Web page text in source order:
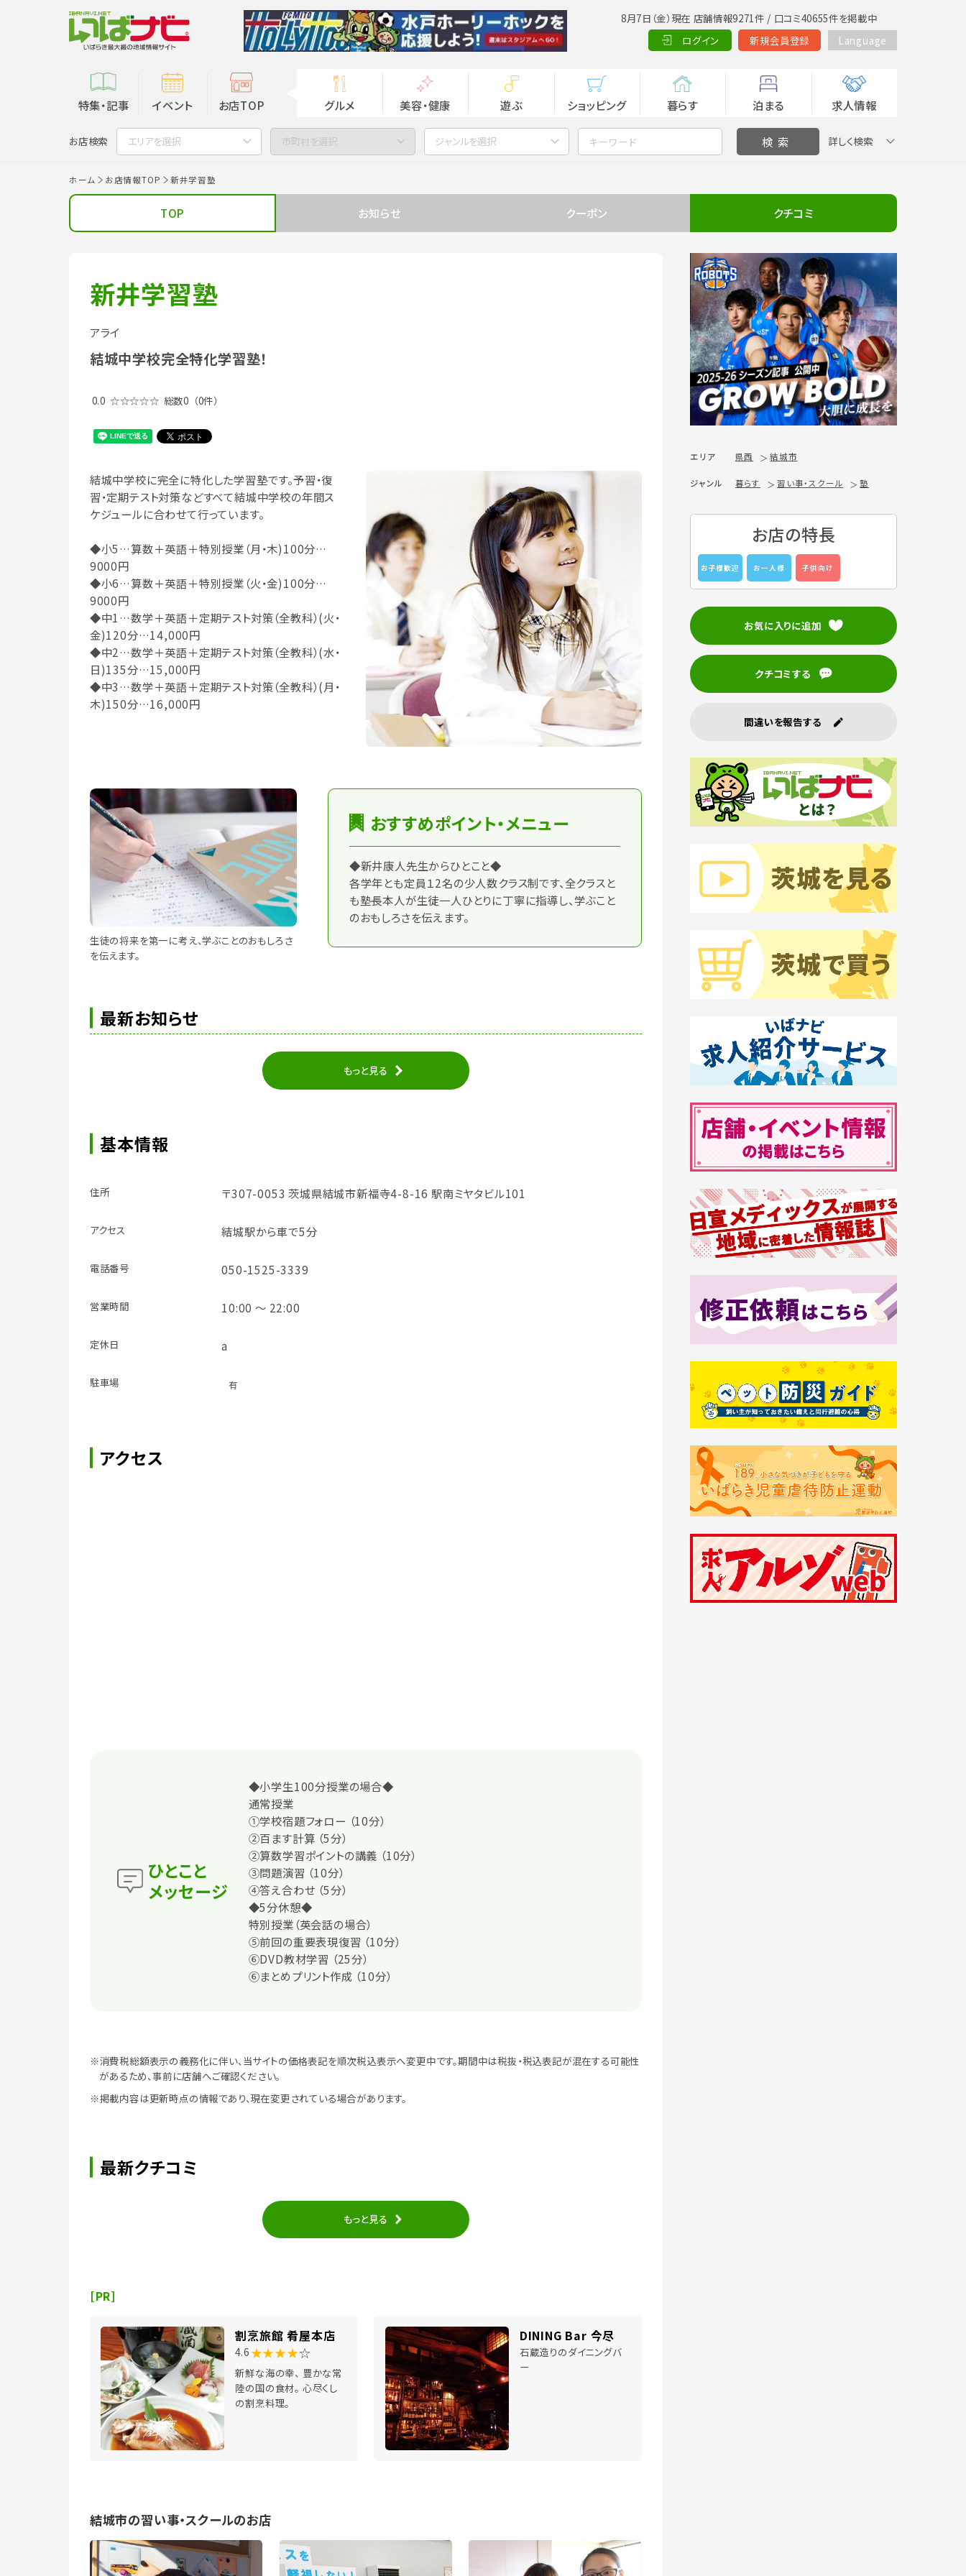
8月7日（金）現在 店舗情報9271件 / 口コミ40655件を掲載中
ログイン
新規会員登録 Language
特集・記事 イベント お店TOP グルメ 美容・健康 遊ぶ ショッピング 暮らす 泊まる 求人情報
お店検索 エリアを選択 市町村を選択 ジャンルを選択 詳しく検索
ホーム お店情報TOP 新井学習塾
TOP お知らせ クーポン クチコミ
新井学習塾
アライ
結城中学校完全特化学習塾！
0.0 ☆☆☆☆☆ 総数0 （0件）
結城中学校に完全に特化した学習塾です。予習・復
習・定期テスト対策などすべて結城中学校の年間ス
ケジュールに合わせて行っています。
◆小5…算数＋英語＋特別授業（月・木)100分…
9000円
◆小6…算数＋英語＋特別授業（火・金)100分…
9000円
◆中1…数学＋英語＋定期テスト対策（全教科）(火・
金)120分…14,000円
◆中2…数学＋英語＋定期テスト対策（全教科）(水・
日)135分…15,000円
◆中3…数学＋英語＋定期テスト対策（全教科）(月・
木)150分…16,000円
生徒の将来を第一に考え、学ぶことのおもしろさ
を伝えます。
おすすめポイント・メニュー
◆新井康人先生からひとこと◆
各学年とも定員１2名の少人数クラス制です、全クラスと
も塾長本人が生徒一人ひとりに丁寧に指導し、学ぶこと
のおもしろさを伝えます。
最新お知らせ
もっと見る
基本情報
住所 〒307-0053 茨城県結城市新福寺4-8-16 駅南ミヤタビル101
アクセス 結城駅から車で5分
電話番号 050-1525-3339
営業時間 10:00 ～ 22:00
定休日 a
駐車場 有
アクセス
ひとこと
メッセージ
◆小学生100分授業の場合◆
通常授業
①学校宿題フォロー （10分）
②百ます計算 （5分）
②算数学習ポイントの講義 （10分）
③問題演習 （10分）
④答え合わせ （5分）
◆5分休憩◆
特別授業（英会話の場合）
⑤前回の重要表現復習 （10分）
⑥DVD教材学習 （25分）
⑥まとめプリント作成 （10分）
※消費税総額表示の義務化に伴い、当サイトの価格表記を順次税込表示へ変更中です。期間中は税抜・税込表記が混在する可能性
があるため、事前に店舗へご確認ください。
※掲載内容は更新時点の情報であり、現在変更されている場合があります。
最新クチコミ
もっと見る
[PR]
割烹旅館 肴屋本店
4.6 ★★★★☆
新鮮な海の幸、 豊かな常
陸の国の食材。 心尽くし
の割烹料理。
DINING Bar 今尽
石蔵造りのダイニングバ
ー
結城市の習い事・スクールのお店
エリア 県西 結城市
ジャンル 暮らす 習い事・スクール 塾
お店の特長
お子様歓迎 お一人様 子供向け
お気に入りに追加
クチコミする
間違いを報告する